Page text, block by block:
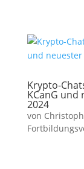
Krypto-
KCanG
2024
von